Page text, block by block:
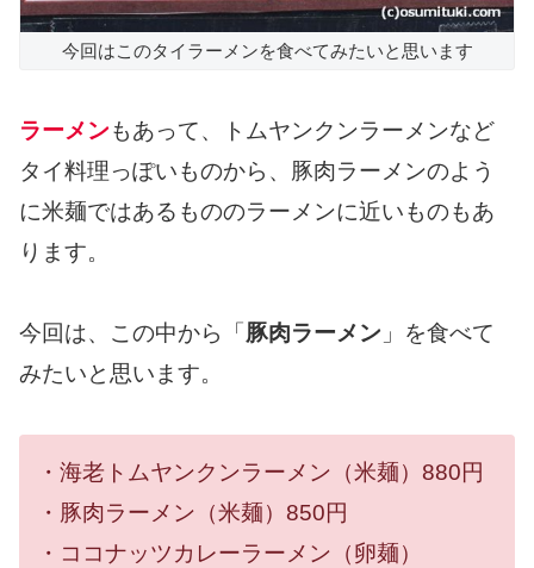
今回はこのタイラーメンを食べてみたいと思います
ラーメンもあって、トムヤンクンラーメンなど
タイ料理っぽいものから、豚肉ラーメンのよう
に米麺ではあるもののラーメンに近いものもあ
ります。
今回は、この中から「 豚肉ラーメン 」を食べて
みたいと思います。
・海老トムヤンクンラーメン（米麺）880円
・豚肉ラーメン（米麺）850円
・ココナッツカレーラーメン（卵麺）